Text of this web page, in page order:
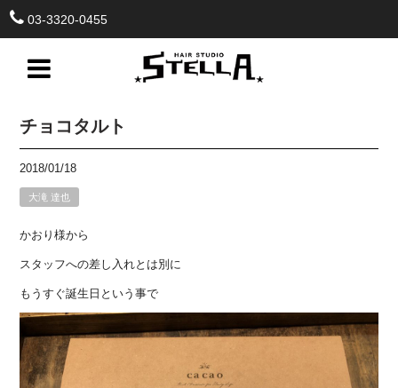
03-3320-0455
チョコタルト
2018/01/18
大滝 達也
かおり様から
スタッフへの差し入れとは別に
もうすぐ誕生日という事で